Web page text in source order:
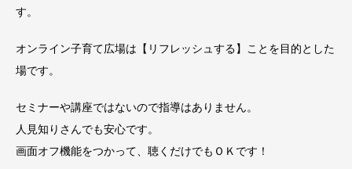
す。
オンライン子育て広場は【リフレッシュする】ことを目的とした
場です。
セミナーや講座ではないので指導はありません。
人見知りさんでも安心です。
画面オフ機能をつかって、聴くだけでもＯＫです！